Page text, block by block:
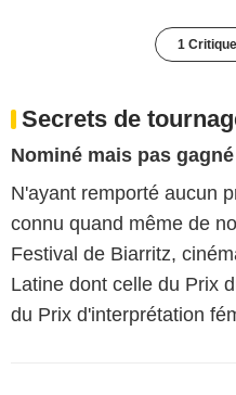
1
Secrets de
Nominé mais pas
N'ayant remporté aucun
connu quand même de
Festival de Biarritz,
Latine dont celle du Prix
du Prix d'interprétation